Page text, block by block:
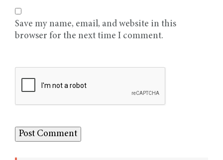
Save my name, email, and website in this
browser for the next time I comment.